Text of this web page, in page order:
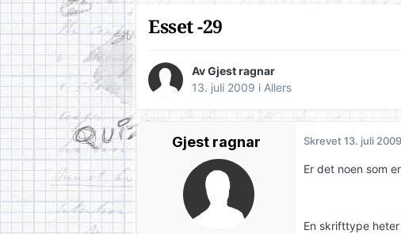
Esset -29
Av Gjest ragnar
13. juli 2009 i Allers
Gjest ragnar Skrevet13. juli 2009
Er det noen som
En skrifttype